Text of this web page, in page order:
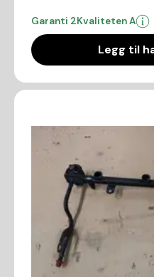
Garanti 2Kvaliteten A
Legg til